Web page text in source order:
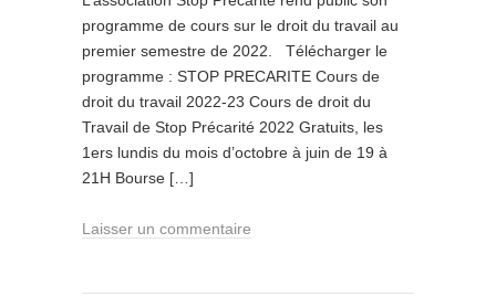
programme de cours sur le droit du travail au
premier semestre de 2022. Télécharger le
programme : STOP PRECARITE Cours de
droit du travail 2022-23 Cours de droit du
Travail de Stop Précarité 2022 Gratuits, les
1ers lundis du mois d’octobre à juin de 19 à
21H Bourse […]
Laisser un commentaire